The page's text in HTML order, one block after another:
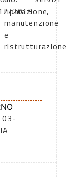
2013
riparazione,
manutenzione
e
ristrutturazione
03-